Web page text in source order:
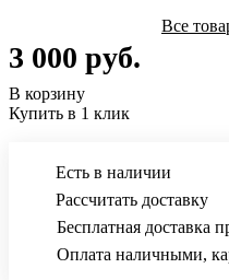
Все
3 000 руб.
В корзину
Купить в 1 клик
Есть в наличии
Рассчитать доставку
Бесплатная доставка
Оплата наличными,